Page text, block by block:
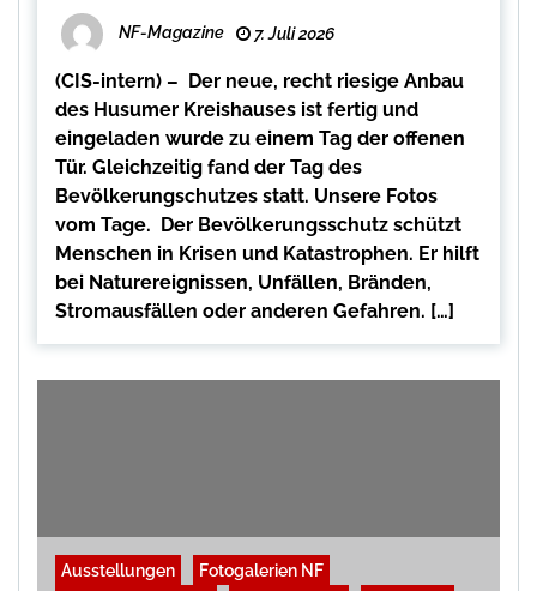
NF-Magazine 7. Juli 2026
(CIS-intern) – Der neue, recht riesige Anbau
des Husumer Kreishauses ist fertig und
eingeladen wurde zu einem Tag der offenen
Tür. Gleichzeitig fand der Tag des
Bevölkerungschutzes statt. Unsere Fotos
vom Tage. Der Bevölkerungsschutz schützt
Menschen in Krisen und Katastrophen. Er hilft
bei Naturereignissen, Unfällen, Bränden,
Stromausfällen oder anderen Gefahren. […]
Ausstellungen
Fotogalerien NF